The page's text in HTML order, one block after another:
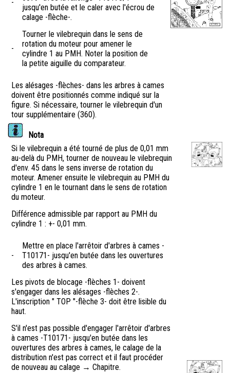
-
jusqu'en butée et le caler avec l'écrou de
calage -flèche-.
-
Tourner le vilebrequin dans le sens de
rotation du moteur pour amener le
cylindre 1 au PMH. Noter la position de
la petite aiguille du comparateur.
Les alésages -flèches- dans les arbres à cames
doivent être positionnés comme indiqué sur la
figure. Si nécessaire, tourner le vilebrequin d'un
tour supplémentaire (360).
Nota
Si le vilebrequin a été tourné de plus de 0,01 mm
au-delà du PMH, tourner de nouveau le vilebrequin
d'env. 45 dans le sens inverse de rotation du
moteur. Amener ensuite le vilebrequin au PMH du
cylindre 1 en le tournant dans le sens de rotation
du moteur.
Différence admissible par rapport au PMH du
cylindre 1 : +- 0,01 mm.
-
Mettre en place l'arrêtoir d'arbres à cames -
T10171- jusqu'en butée dans les ouvertures
des arbres à cames.
Les pivots de blocage -flèches 1- doivent
s'engager dans les alésages -flèches 2-.
L'inscription " TOP "-flèche 3- doit être lisible du
haut.
S'il n'est pas possible d'engager l'arrêtoir d'arbres
à cames -T10171- jusqu'en butée dans les
ouvertures des arbres à cames, le calage de la
distribution n'est pas correct et il faut procéder
de nouveau au calage → Chapitre.